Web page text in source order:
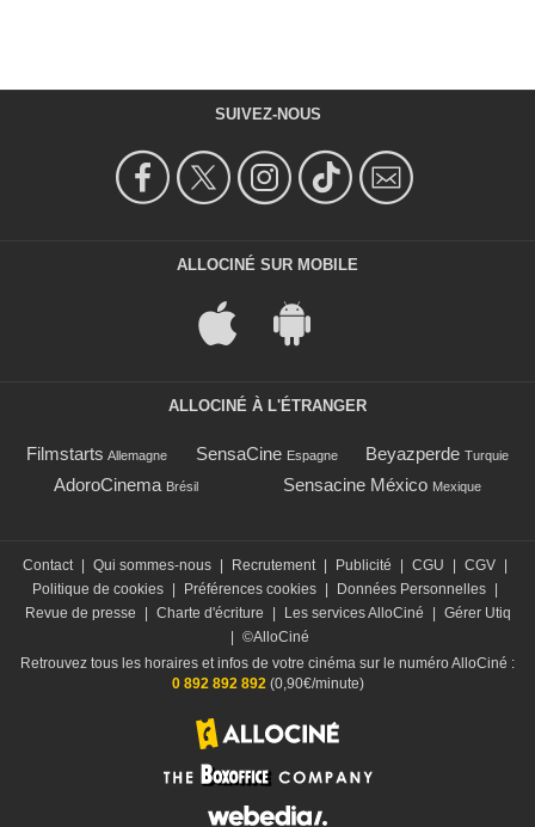
SUIVEZ-NOUS
ALLOCINÉ SUR MOBILE
ALLOCINÉ À L'ÉTRANGER
Filmstarts Allemagne SensaCine Espagne Beyazperde Turquie
AdoroCinema Brésil Sensacine México Mexique
Contact Qui sommes-nous Recrutement Publicité CGU CGV
Politique de cookies
Préférences cookies Données Personnelles
Revue de presse
Charte d'écriture Les services AlloCiné
Gérer Utiq
©AlloCiné
Retrouvez tous les horaires et infos de votre cinéma sur le numéro AlloCiné :
0 892 892 892(0,90€/minute)